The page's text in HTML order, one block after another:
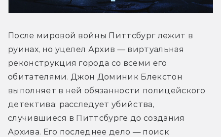
После мировой войны Питтсбург лежит в
руинах, но уцелел Архив — виртуальная
реконструкция города со всеми его
обитателями. Джон Доминик Блекстон
выполняет в ней обязанности полицейского
детектива: расследует убийства,
случившиеся в Питтсбурге до создания
Архива. Его последнее дело — поиск